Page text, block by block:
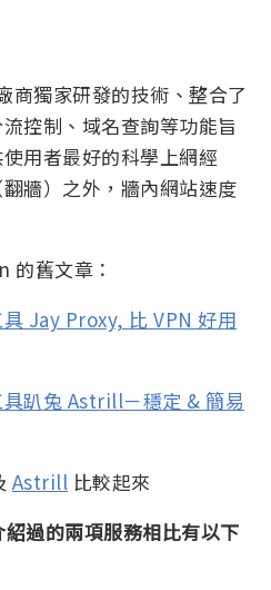
商獨家研發的技術、整合了
控制、域名查詢等功能旨
用者最好的科學上網經
牆）之外，牆內網站速度
的舊文章：
Jay Proxy, 比 VPN 好用
趴兔 Astrill－穩定 & 簡易
Astrill 比較起來
過的兩項服務相比有以下